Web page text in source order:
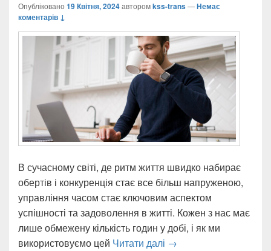
Опубліковано 19 Квітня, 2024авторомkss-trans—Немає
коментарів ↓
В сучасному світі, де ритм життя швидко набирає
обертів і конкуренція стає все більш напруженою,
управління часом стає ключовим аспектом
успішності та задоволення в житті. Кожен з нас має
лише обмежену кількість годин у добі, і як ми
використовуємо цей Читати далі Секрети успішного
→